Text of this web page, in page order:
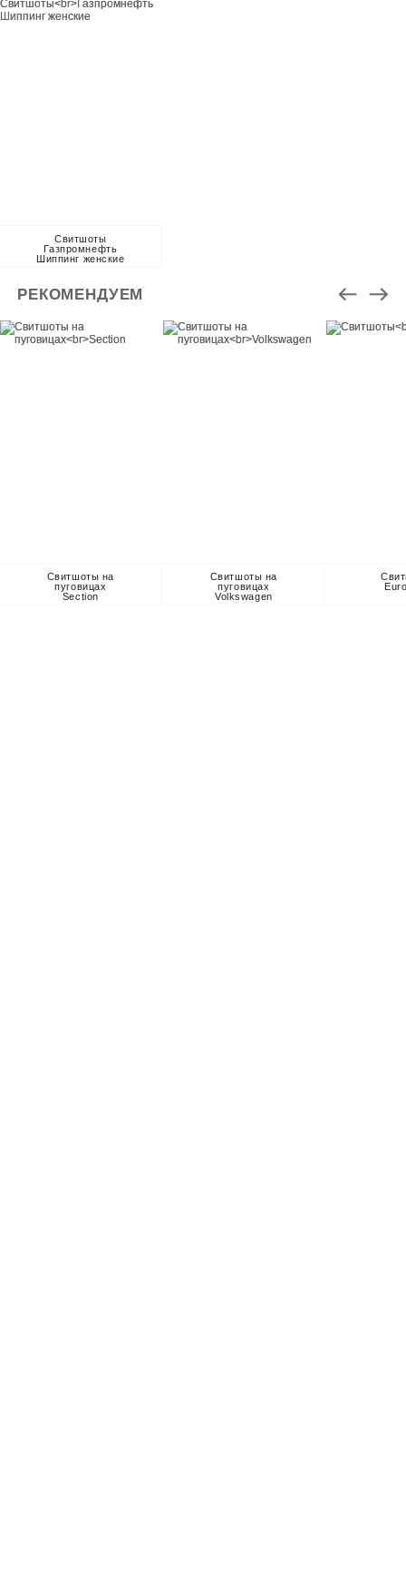
Свитшоты
Газпромнефть
Шиппинг женские
РЕКОМЕНДУЕМ
Свитшоты на
пуговицах
Section
Свитшоты на
пуговицах
Volkswagen